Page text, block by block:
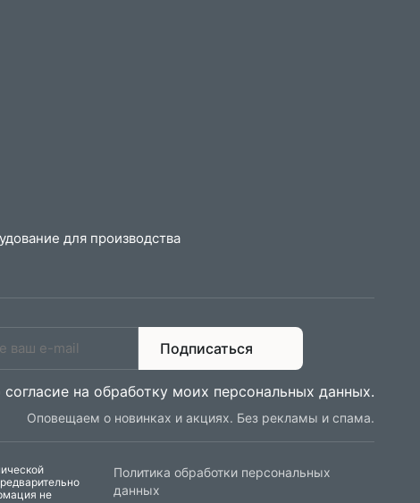
для производства
Подписаться
cогласие на обработку моих персональных данных.
Оповещаем о новинках и акциях. Без рекламы и спама.
не
Политика обработки персональных
данных